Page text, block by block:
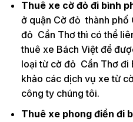
Thuê xe cờ đỏ đi bình
ở quận Cờ đỏ thành phố
đỏ Cần Thơ thì có thể
thuê xe Bách Việt để
loại từ cờ đỏ Cần Thơ đi
khảo các dịch vụ xe từ
công ty chúng tôi.
Thuê xe phong điền đi